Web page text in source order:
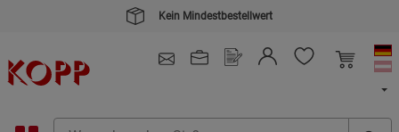
Kein Mindestbestellwert